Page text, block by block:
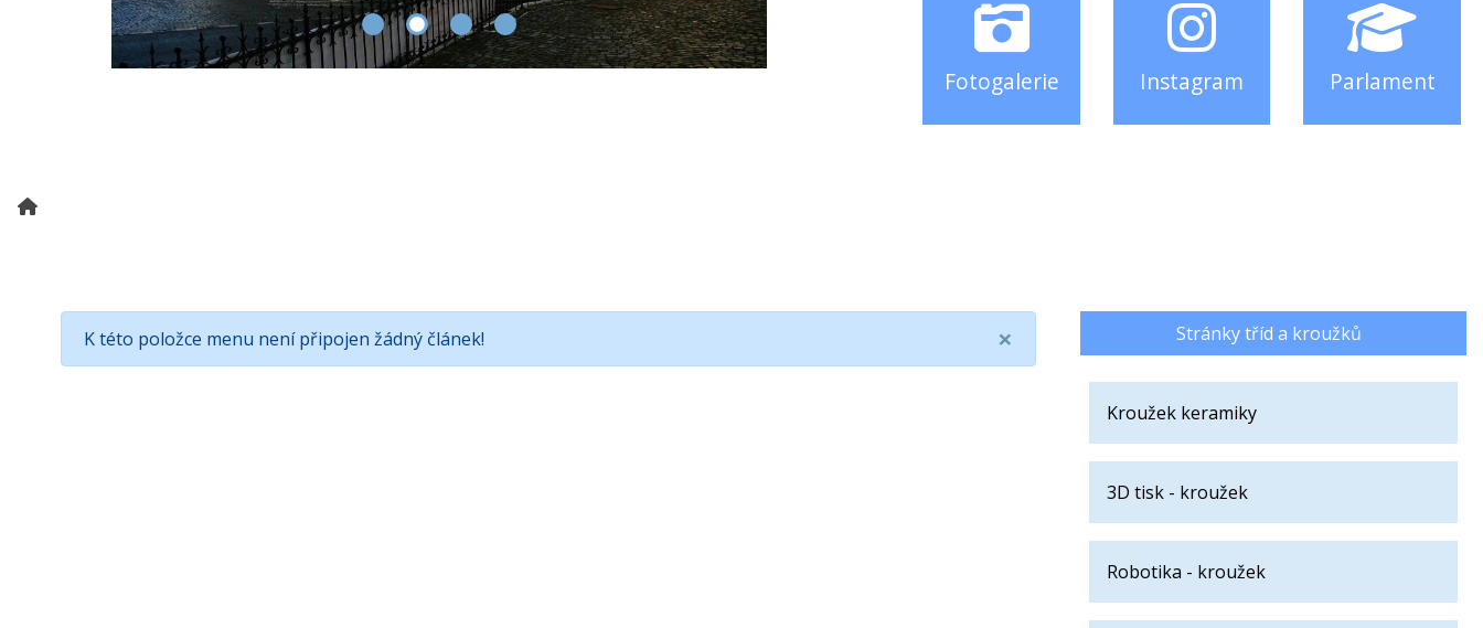
Fotogalerie Instagram Parlament
×
K této položce menu není připojen žádný článek! Stránky tříd a kroužků
Kroužek keramiky
3D tisk - kroužek
Robotika - kroužek